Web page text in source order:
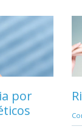
por
o
en la
en la